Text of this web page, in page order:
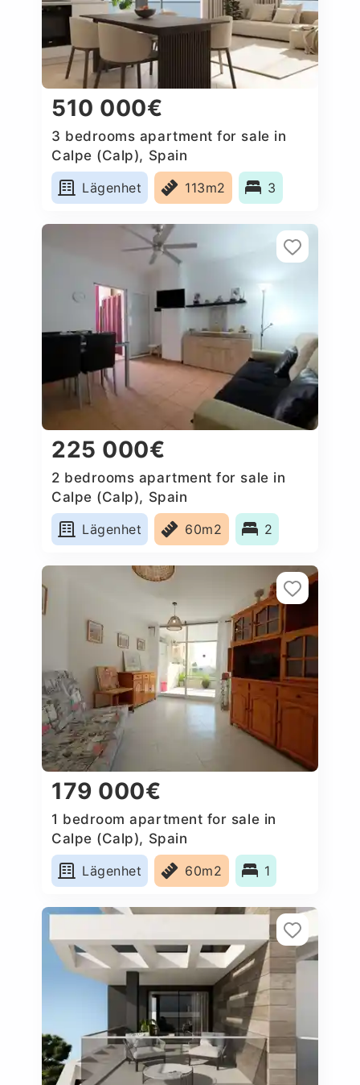
510 000€
3 bedrooms apartment for sale in
Calpe (Calp), Spain
Lägenhet
113m2 3
225 000€
2 bedrooms apartment for sale in
Calpe (Calp), Spain
Lägenhet
60m2 2
179 000€
1 bedroom apartment for sale in
Calpe (Calp), Spain
Lägenhet
60m2 1